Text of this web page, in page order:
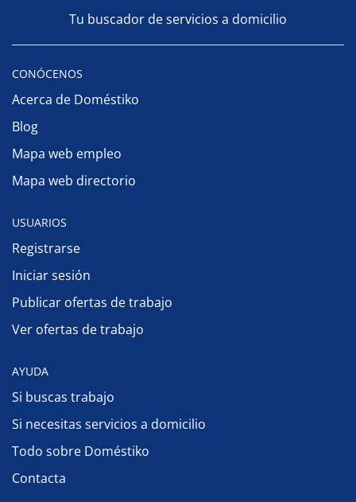
Tu buscador de servicios a domicilio
CONÓCENOS
Acerca de Doméstiko
Blog
Mapa web empleo
Mapa web directorio
USUARIOS
Registrarse
Iniciar sesión
Publicar ofertas de trabajo
Ver ofertas de trabajo
AYUDA
Si buscas trabajo
Si necesitas servicios a domicilio
Todo sobre Doméstiko
Contacta